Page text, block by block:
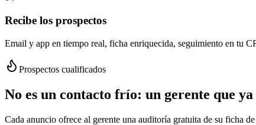
Recibe los prospectos
Email y app en tiempo real, ficha enriquecida, seguimiento en tu
Prospectos cualificados
No es un contacto frío: un gerente que
Cada anuncio ofrece al gerente una auditoría gratuita de su ficha